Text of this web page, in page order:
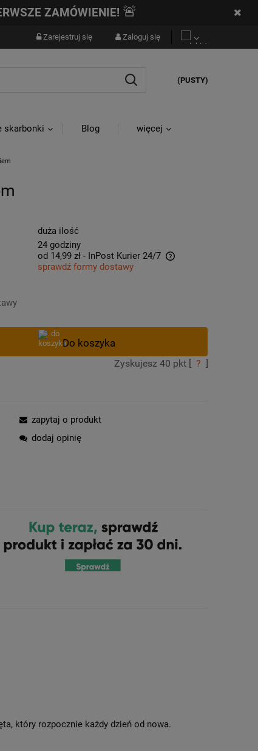
ZAMÓWIENIE! 🚨
Zarejestruj się Zaloguj się
(PUSTY)
skarbonki Blog więcej
duża ilość
24 godziny
od 14,99 zł - InPost Kurier 24/7
sprawdź formy dostawy
Zyskujesz 40 pkt [ ? ]
zapytaj o produkt
dodaj opinię
który rozpocznie każdy dzień od nowa.